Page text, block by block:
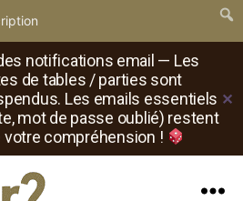
notifications email — Les
de tables / parties sont
Les emails essentiels
mot de passe oublié) restent
votre compréhension !
✕